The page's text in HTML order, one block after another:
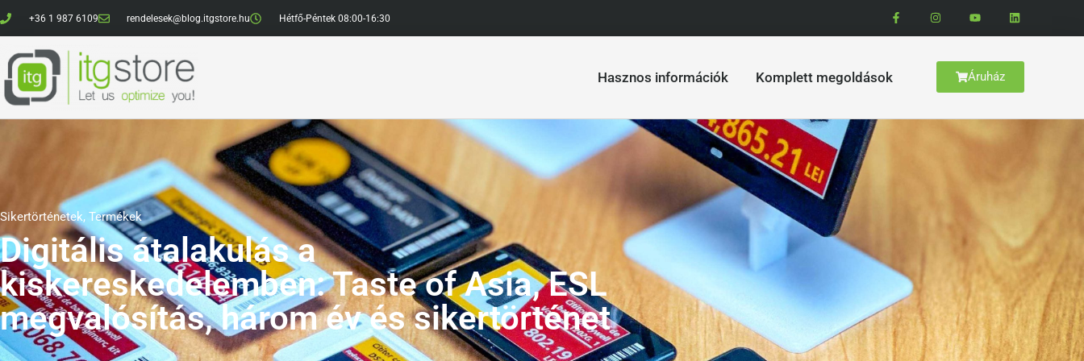
+36 1 987 6109 rendelesek@blog.itgstore.hu Hétfő-Péntek 08:00-16:30
Hasznos információk Komplett megoldások Áruház
Sikertörténetek, Termékek
Digitális átalakulás a
kiskereskedelemben: Taste of Asia, ESL
megvalósítás, három év és sikertörténet